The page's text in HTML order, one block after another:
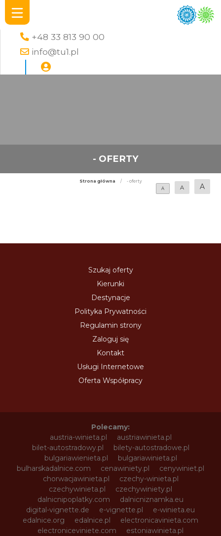
+48 33 813 90 00
info@tu1.pl
- OFERTY
Strona główna /
- oferty
A
A A
Szukaj oferty
Kierunki
Destynacje
Polityka Prywatności
Regulamin strony
Zaloguj się
Kontakt
Usługi Internetowe
Oferta Współpracy
Polecamy:
austria-winieta.pl
austriawinieta.pl
bilet-autostradowy.pl
bilety-autostradowe.pl
bulgariawienieta.pl
bulgariawinieta.pl
bulharskadalnice.com
cenawiniety.pl
cenywiniet.pl
chorwacjawinieta.pl
czechy-winieta.pl
czechywinieta.pl
czechywiniety.pl
dalnicnipoplatky.com
dalnicniznamka.eu
digital-vignette.de
e-vignette.pl
e-winieta.eu
edalnice.org
edalnice.pl
electronicavinieta.com
electroniceviniete.com
estoniawinieta.pl